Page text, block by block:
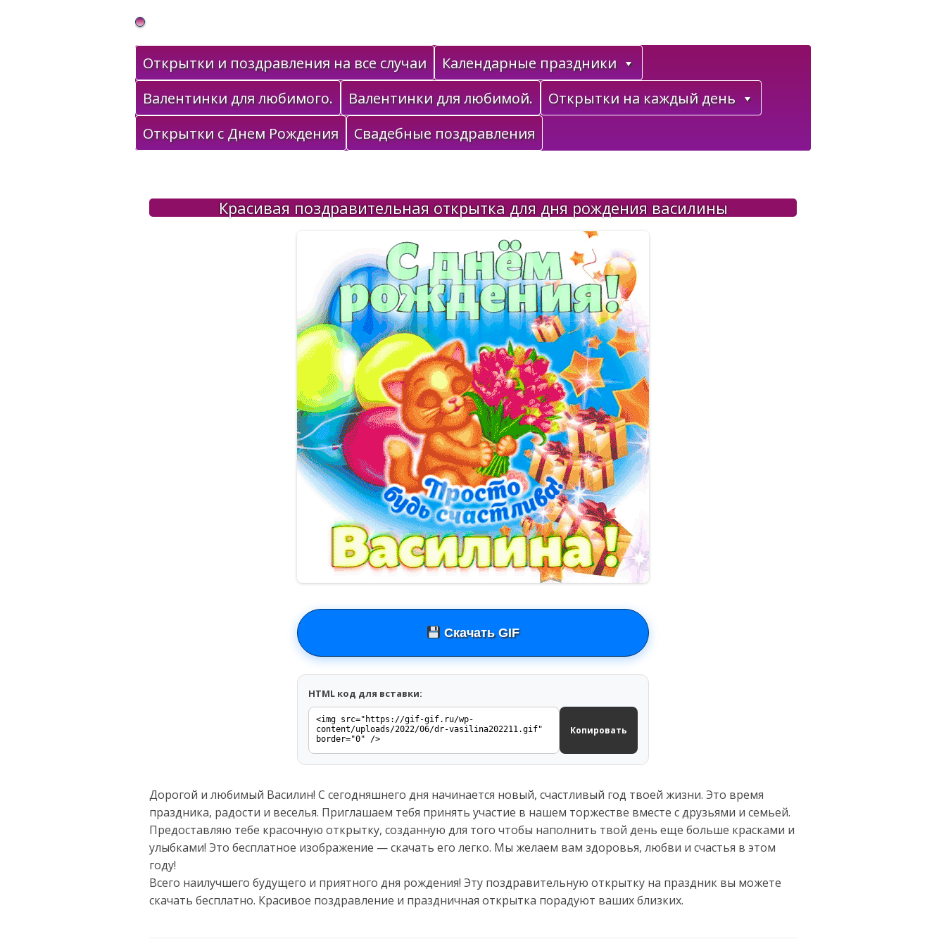
Gif Открытки в подарок
Открытки и поздравления на все случаи
Календарные праздники
Валентинки для любимого.
Валентинки для любимой.
Открытки на каждый день
Открытки с Днем Рождения
Свадебные поздравления
Красивая поздравительная открытка для дня рождения василины
Скачать GIF
HTML код для вставки:
Копировать
Дорогой и любимый Василин! С сегодняшнего дня начинается новый, счастливый год твоей жизни. Это время
праздника, радости и веселья. Приглашаем тебя принять участие в нашем торжестве вместе с друзьями и семьей.
Предоставляю тебе красочную открытку, созданную для того чтобы наполнить твой день еще больше красками и
улыбками! Это бесплатное изображение — скачать его легко. Мы желаем вам здоровья, любви и счастья в этом
году!
Всего наилучшего будущего и приятного дня рождения! Эту поздравительную открытку на праздник вы можете
скачать бесплатно. Красивое поздравление и праздничная открытка порадуют ваших близких.